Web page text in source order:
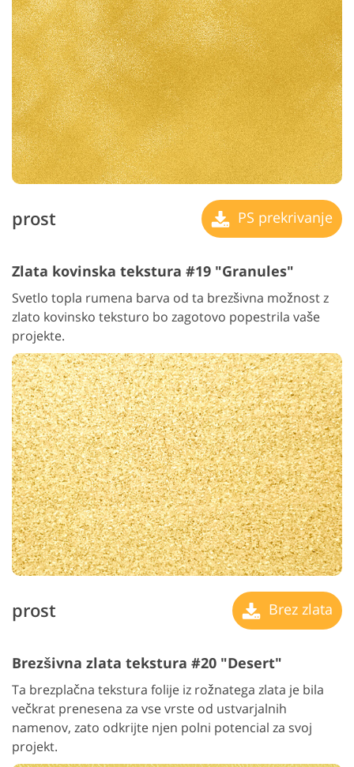
prost PS prekrivanje
Zlata kovinska tekstura #19 "Granules"
Svetlo topla rumena barva od ta brezšivna možnost z
zlato kovinsko teksturo bo zagotovo popestrila vaše
projekte.
prost Brez zlata
Brezšivna zlata tekstura #20 "Desert"
Ta brezplačna tekstura folije iz rožnatega zlata je bila
večkrat prenesena za vse vrste od ustvarjalnih
namenov, zato odkrijte njen polni potencial za svoj
projekt.